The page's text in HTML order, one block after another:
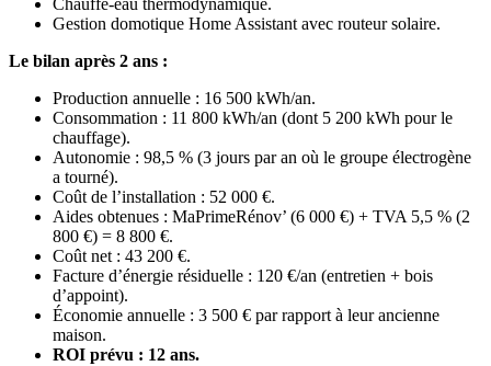
Chauffe-eau thermodynamique.
Gestion domotique Home Assistant avec routeur solaire.
Le bilan après 2 ans :
Production annuelle : 16 500 kWh/an.
Consommation : 11 800 kWh/an (dont 5 200 kWh pour le
chauffage).
Autonomie : 98,5 % (3 jours par an où le groupe électrogène
a tourné).
Coût de l’installation : 52 000 €.
Aides obtenues : MaPrimeRénov’ (6 000 €) + TVA 5,5 % (2
800 €) = 8 800 €.
Coût net : 43 200 €.
Facture d’énergie résiduelle : 120 €/an (entretien + bois
d’appoint).
Économie annuelle : 3 500 € par rapport à leur ancienne
maison.
ROI prévu : 12 ans.